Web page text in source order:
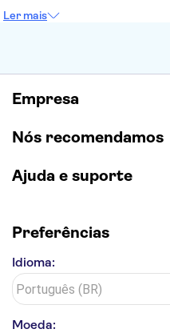
Museu do Louvre
Ler mais
Empresa
Nós recomendamos
Ajuda e suporte
Preferências
Idioma:
Moeda: